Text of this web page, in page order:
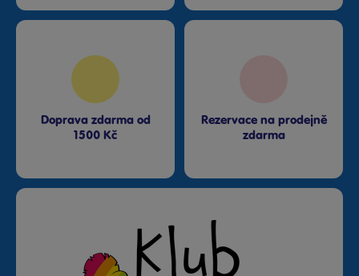
Doprava zdarma od
1500 Kč
Rezervace na prodejně
zdarma